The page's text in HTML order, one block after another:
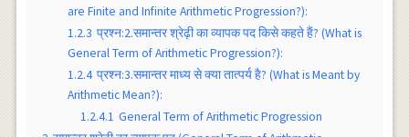
are Finite and Infinite Arithmetic Progression?):
1.2.3 प्रश्न:2.समान्तर श्रेढ़ी का व्यापक पद किसे कहते हैं? (What is
General Term of Arithmetic Progression?):
1.2.4 प्रश्न:3.समान्तर माध्य से क्या तात्पर्य है? (What is Meant by
Arithmetic Mean?):
1.2.4.1 General Term of Arithmetic Progression